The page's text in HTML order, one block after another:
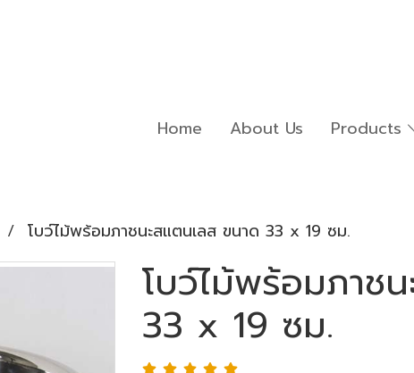
Home About Us Products
โบว์ไม้พร้อมภาชนะสแตนเลส ขนาด 33 x 19 ซม.
โบว์ไม้พร้อมภาช
33 x 19 ซม.